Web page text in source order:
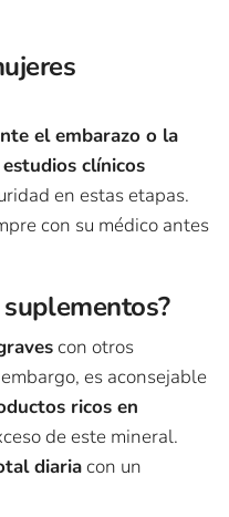
el embarazo o la
clínicos
en estas etapas.
con su médico antes
con otros
es aconsejable
ricos en
de este mineral.
diariacon un